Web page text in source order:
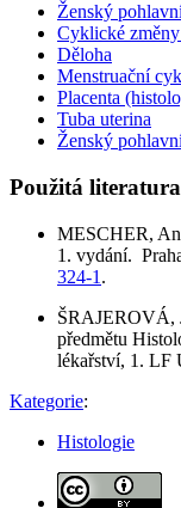
Ženský
Cyklické
Děloha
Menstruační
Placenta
Tuba uterina
Ženský
Použitá literatura
MESCHER,
1. vydání.
324-1 .
ŠRAJEROVÁ,
předmětu
lékařství, 1. LF
Kategorie:
Histologie